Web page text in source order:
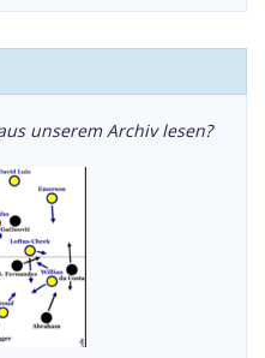
unserem Archiv lesen?